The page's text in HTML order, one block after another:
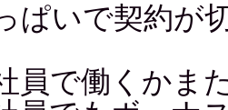
ぱいで契約が
員で働くかま